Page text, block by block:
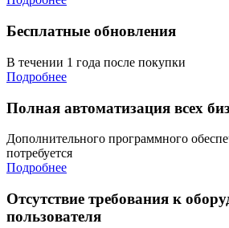
Бесплатные обновления
В течении 1 года после покупки
Подробнее
Полная автоматизация всех
Дополнительного программного
потребуется
Подробнее
Отсутствие требования к
пользователя